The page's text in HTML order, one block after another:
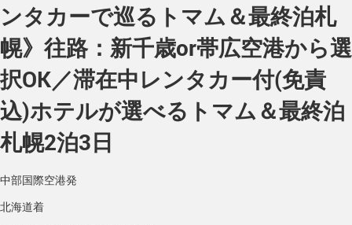
ンタカーで巡るトマム＆最終泊札
幌》往路：新千歳or帯広空港から選
択OK／滞在中レンタカー付(免責
込)ホテルが選べるトマム＆最終泊
札幌2泊3日
中部国際空港発
北海道着